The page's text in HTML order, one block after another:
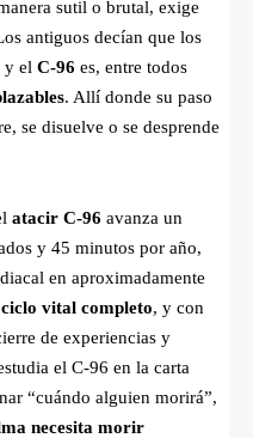
sutil o brutal, exige
antiguos decían que los
y el C-96 es, entre todos
. Allí donde su paso
se disuelve o se desprende
atacir C-96 avanza un
y 45 minutos por año,
en aproximadamente
ciclo vital completo, y con
de experiencias y
el C-96 en la carta
“cuándo alguien morirá”,
necesita morir